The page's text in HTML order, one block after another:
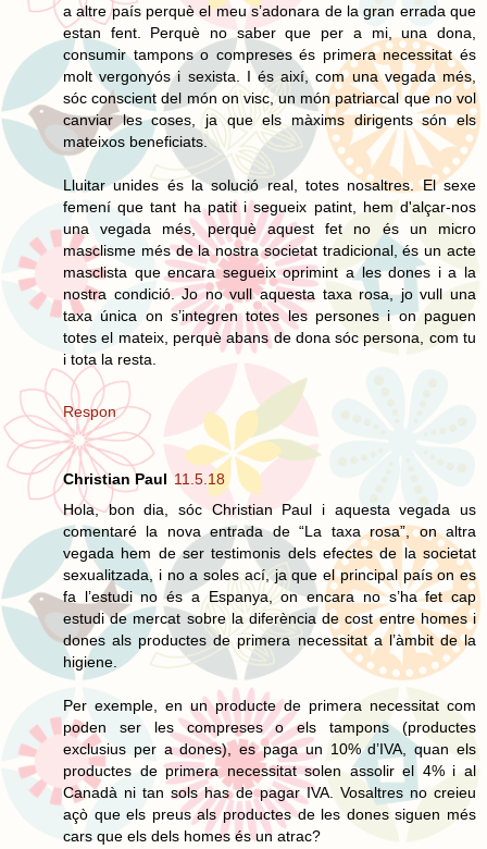
a altre país perquè el meu s’adonara de la gran errada que
estan fent. Perquè no saber que per a mi, una dona,
consumir tampons o compreses és primera necessitat és
molt vergonyós i sexista. I és així, com una vegada més,
sóc conscient del món on visc, un món patriarcal que no vol
canviar les coses, ja que els màxims dirigents són els
mateixos beneficiats.
Lluitar unides és la solució real, totes nosaltres. El sexe
femení que tant ha patit i segueix patint, hem d'alçar-nos
una vegada més, perquè aquest fet no és un micro
masclisme més de la nostra societat tradicional, és un acte
masclista que encara segueix oprimint a les dones i a la
nostra condició. Jo no vull aquesta taxa rosa, jo vull una
taxa única on s’integren totes les persones i on paguen
totes el mateix, perquè abans de dona sóc persona, com tu
i tota la resta.
Respon
Christian Paul 11.5.18
Hola, bon dia, sóc Christian Paul i aquesta vegada us
comentaré la nova entrada de “La taxa rosa”, on altra
vegada hem de ser testimonis dels efectes de la societat
sexualitzada, i no a soles ací, ja que el principal país on es
fa l’estudi no és a Espanya, on encara no s’ha fet cap
estudi de mercat sobre la diferència de cost entre homes i
dones als productes de primera necessitat a l’àmbit de la
higiene.
Per exemple, en un producte de primera necessitat com
poden ser les compreses o els tampons (productes
exclusius per a dones), es paga un 10% d’IVA, quan els
productes de primera necessitat solen assolir el 4% i al
Canadà ni tan sols has de pagar IVA. Vosaltres no creieu
açò que els preus als productes de les dones siguen més
cars que els dels homes és un atrac?